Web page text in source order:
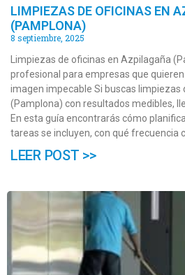
LIMPIEZAS DE OFICINAS EN
(PAMPLONA)
8 septiembre, 2025
Limpiezas de oficinas en Azpilagaña
profesional para empresas que
imagen impecable Si buscas limpiezas
(Pamplona) con resultados medibles,
En esta guía encontrarás cómo
tareas se incluyen, con qué frecuencia
LEER POST >>